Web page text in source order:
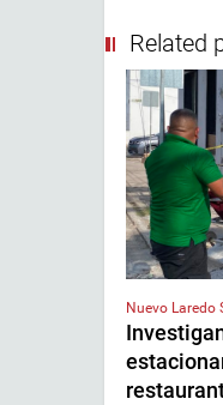
Related
Nuevo Laredo